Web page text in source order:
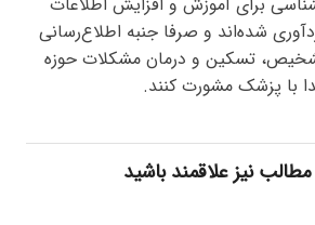
شده‌اند و صرفا جنبه اطلاع‌رسانی
تشخیص، تسکین و درمان مشکلات حوزه
با پزشک مشورت کنند.
نیز علاقمند باشید